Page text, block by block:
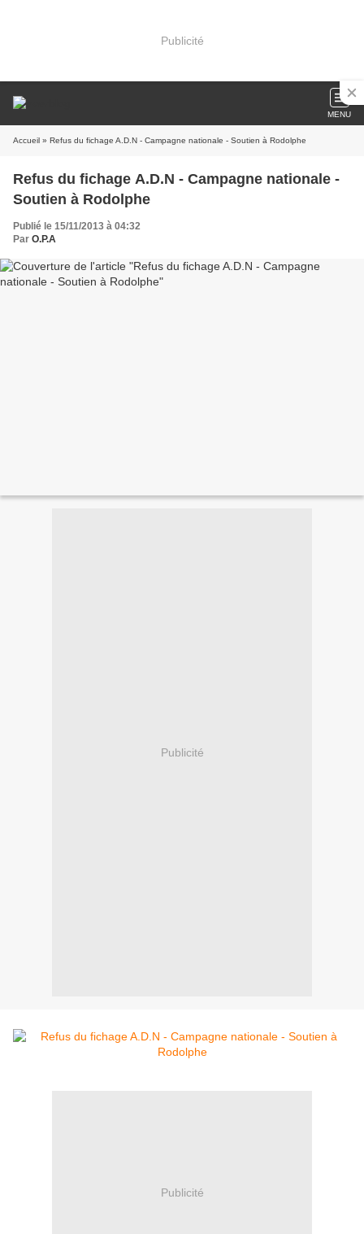
Publicité
MENU
Accueil » Refus du fichage A.D.N - Campagne nationale - Soutien à Rodolphe
Refus du fichage A.D.N - Campagne nationale -
Soutien à Rodolphe
Publié le 15/11/2013 à 04:32
Par O.P.A
Publicité
Publicité